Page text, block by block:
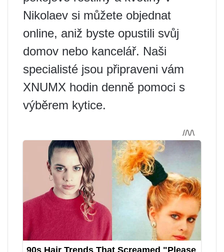
Nikolaev si můžete objednat
online, aniž byste opustili svůj
domov nebo kancelář. Naši
specialisté jsou připraveni vám
XNUMX hodin denně pomoci s
výběrem kytice.